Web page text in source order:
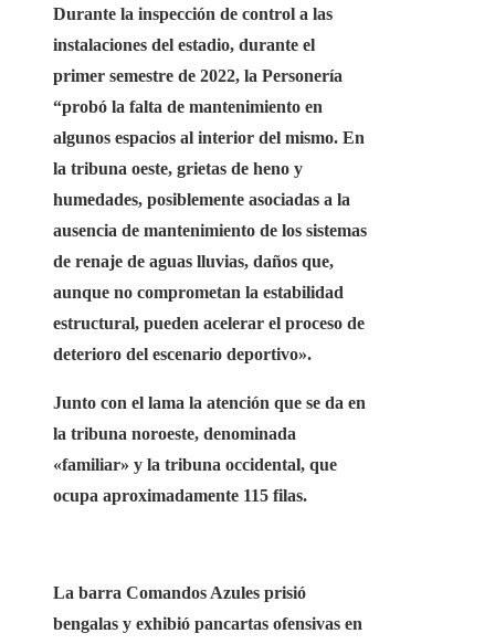
Durante la inspección de control a las
instalaciones del estadio, durante el
primer semestre de 2022, la Personería
“probó la falta de mantenimiento en
algunos espacios al interior del mismo. En
la tribuna oeste, grietas de heno y
humedades, posiblemente asociadas a la
ausencia de mantenimiento de los sistemas
de renaje de aguas lluvias, daños que,
aunque no comprometan la estabilidad
estructural, pueden acelerar el proceso de
deterioro del escenario deportivo».
Junto con el lama la atención que se da en
la tribuna noroeste, denominada
«familiar» y la tribuna occidental, que
ocupa aproximadamente 115 filas.
La barra Comandos Azules prisió
bengalas y exhibió pancartas ofensivas en